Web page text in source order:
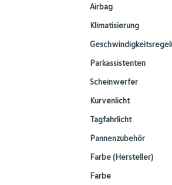
Airbag
Klimatisierung
Parkassistenten
Scheinwerfer
Kurvenlicht
Tagfahrlicht
Pannenzubehör
Farbe (Hersteller)
Farbe